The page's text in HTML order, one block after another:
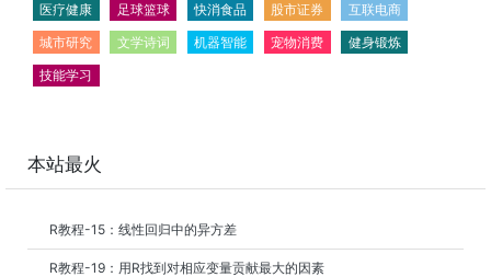
医疗健康 足球篮球 快消食品 股市证券 互联电商
城市研究 文学诗词 机器智能 宠物消费 健身锻炼
技能学习
本站最火
R教程-15：线性回归中的异方差
R教程-19：用R找到对相应变量贡献最大的因素